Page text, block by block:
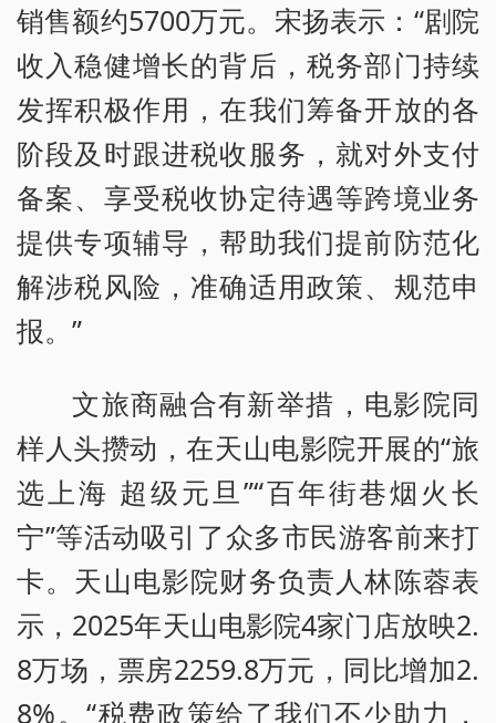
销售额约5700万元。宋扬表示：“剧院
收入稳健增长的背后，税务部门持续
发挥积极作用，在我们筹备开放的各
阶段及时跟进税收服务，就对外支付
备案、享受税收协定待遇等跨境业务
提供专项辅导，帮助我们提前防范化
解涉税风险，准确适用政策、规范申
报。”
文旅商融合有新举措，电影院同
样人头攒动，在天山电影院开展的“旅
选上海 超级元旦”“百年街巷烟火长
宁”等活动吸引了众多市民游客前来打
卡。天山电影院财务负责人林陈蓉表
示，2025年天山电影院4家门店放映2.
8万场，票房2259.8万元，同比增加2.
8%。“税费政策给了我们不少助力，